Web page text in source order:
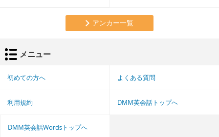
アンカー一覧
メニュー
初めての方へ よくある質問
利用規約 DMM英会話トップへ
DMM英会話Wordsトップへ